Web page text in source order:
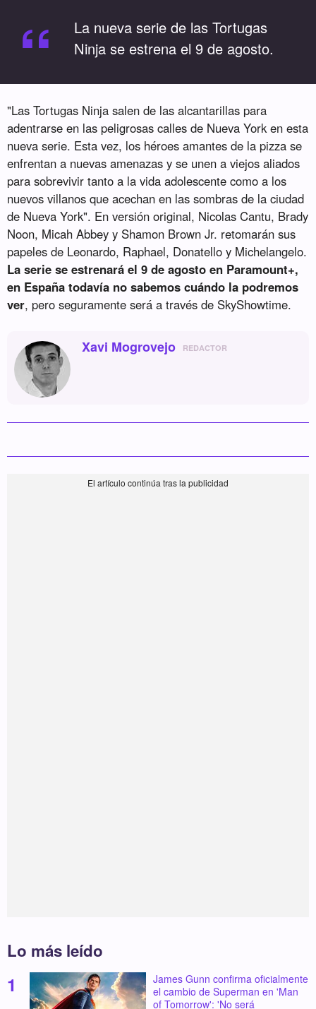
“
La nueva serie de las Tortugas
Ninja se estrena el 9 de agosto.
"Las Tortugas Ninja salen de las alcantarillas para
adentrarse en las peligrosas calles de Nueva York en esta
nueva serie. Esta vez, los héroes amantes de la pizza se
enfrentan a nuevas amenazas y se unen a viejos aliados
para sobrevivir tanto a la vida adolescente como a los
nuevos villanos que acechan en las sombras de la ciudad
de Nueva York". En versión original, Nicolas Cantu, Brady
Noon, Micah Abbey y Shamon Brown Jr. retomarán sus
papeles de Leonardo, Raphael, Donatello y Michelangelo.
La serie se estrenará el 9 de agosto en Paramount+,
en España todavía no sabemos cuándo la podremos
ver, pero seguramente será a través de SkyShowtime.
Xavi Mogrovejo REDACTOR
Lo más leído
James Gunn confirma oficialmente
el cambio de Superman en 'Man
of Tomorrow': 'No será